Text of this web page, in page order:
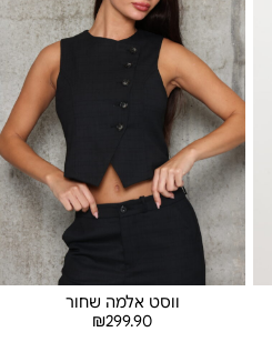
ווסט אלמה שחור
₪299.90